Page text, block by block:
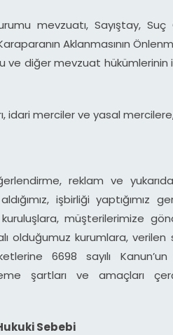
mevzuatı, Sayıştay, Suç
Aklanmasının
ve diğer mevzuat hükümlerinin
idari merciler ve yasal
reklam ve
işbirliği yaptığımız
müşterilerimize
olduğumuz kurumlara, verilen
6698 sayılı
şartları ve amaçları
Sebebi